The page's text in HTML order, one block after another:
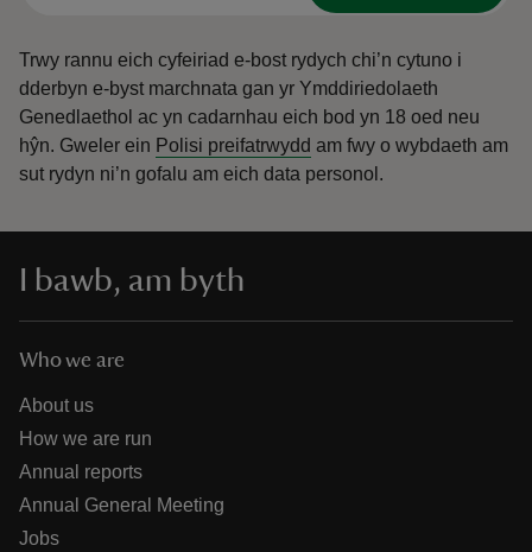
Trwy rannu eich cyfeiriad e-bost rydych chi’n cytuno i
dderbyn e-byst marchnata gan yr Ymddiriedolaeth
Genedlaethol ac yn cadarnhau eich bod yn 18 oed neu
hŷn. Gweler ein Polisi preifatrwydd am fwy o wybdaeth am
sut rydyn ni’n gofalu am eich data personol.
I bawb, am byth
Who we are
About us
How we are run
Annual reports
Annual General Meeting
Jobs